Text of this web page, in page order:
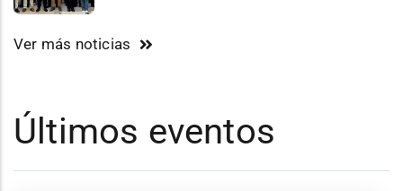
Ver más noticias
Últimos eventos